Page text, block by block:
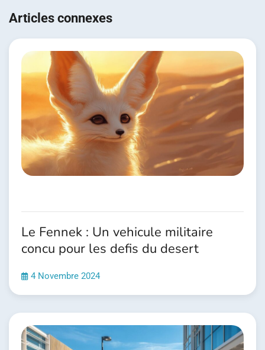
de
Articles connexes
Le Fennek : Un vehicule militaire
concu pour les defis du desert
4 Novembre 2024